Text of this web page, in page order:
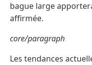
bague large
affirmée.
core/paragraph
Les tendances